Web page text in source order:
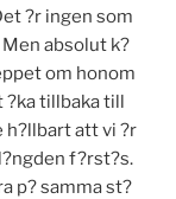
?r ingen som
absolut k?
om honom
?ka tillbaka till
h?llbart att vi ?r
f?rst?s.
p? samma st?